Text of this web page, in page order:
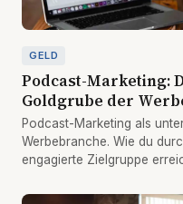
GELD
Podcast-Marketing:
Goldgrube der
Podcast-Marketing als
Werbebranche. Wie du
engagierte Zielgruppe